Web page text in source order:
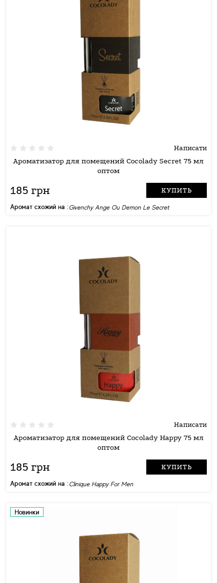
Написати
Ароматизатор для помещений Cocolady Secret 75 мл
оптом
185 грн КУПИТЬ
Аромат схожий на :Givenchy Ange Ou Demon Le Secret
Написати
Ароматизатор для помещений Cocolady Happy 75 мл
оптом
185 грн КУПИТЬ
Аромат схожий на :Clinique Happy For Men
Новинки